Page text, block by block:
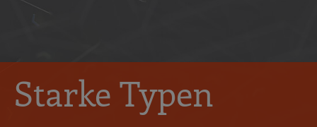
Starke Typen